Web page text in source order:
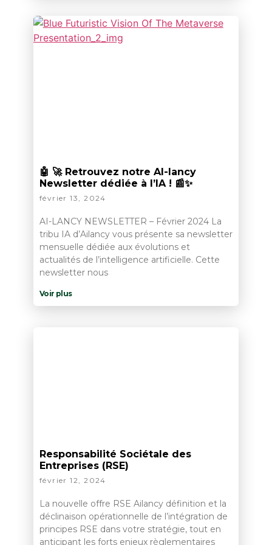
🤖 🚀 Retrouvez notre AI-lancy
Newsletter dédiée à l’IA ! 📰✨
février 13, 2024
AI-LANCY NEWSLETTER – Février 2024 La
tribu IA d’Ailancy vous présente sa newsletter
mensuelle dédiée aux évolutions et
actualités de l’intelligence artificielle. Cette
newsletter nous
Voir plus
Responsabilité Sociétale des
Entreprises (RSE)
février 12, 2024
La nouvelle offre RSE Ailancy définition et la
déclinaison opérationnelle de l’intégration de
principes RSE dans votre stratégie, tout en
anticipant les forts enjeux règlementaires